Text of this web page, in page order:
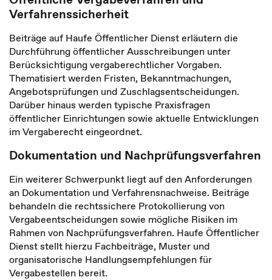
Verfahrenssicherheit
Beiträge auf Haufe Öffentlicher Dienst erläutern die
Durchführung öffentlicher Ausschreibungen unter
Berücksichtigung vergaberechtlicher Vorgaben.
Thematisiert werden Fristen, Bekanntmachungen,
Angebotsprüfungen und Zuschlagsentscheidungen.
Darüber hinaus werden typische Praxisfragen
öffentlicher Einrichtungen sowie aktuelle Entwicklungen
im Vergaberecht eingeordnet.
Dokumentation und Nachprüfungsverfahren
Ein weiterer Schwerpunkt liegt auf den Anforderungen
an Dokumentation und Verfahrensnachweise. Beiträge
behandeln die rechtssichere Protokollierung von
Vergabeentscheidungen sowie mögliche Risiken im
Rahmen von Nachprüfungsverfahren. Haufe Öffentlicher
Dienst stellt hierzu Fachbeiträge, Muster und
organisatorische Handlungsempfehlungen für
Vergabestellen bereit.